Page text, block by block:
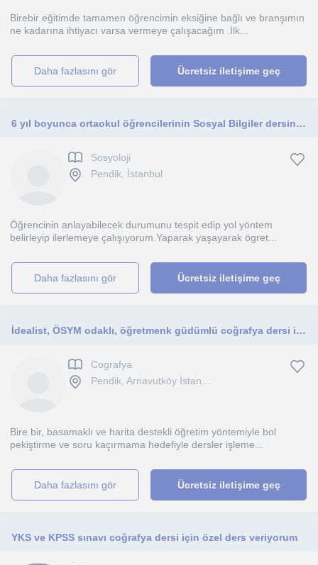
Birebir eğitimde tamamen öğrencimin eksiğine bağlı ve branşımın
ne kadarına ihtiyacı varsa vermeye çalışacağım .İlk...
daha fazlasını gör Ücretsiz iletişime geç
6 yıl boyunca ortaokul öğrencilerinin Sosyal Bilgiler dersini verdim.
Sosyoloji
Pendik, İstanbul
Öğrencinin anlayabilecek durumunu tespit edip yol yöntem
belirleyip ilerlemeye çalışıyorum.Yaparak yaşayarak ögret...
daha fazlasını gör Ücretsiz iletişime geç
İdealist, ÖSYM odaklı, öğretmenk güdümlü coğrafya dersi için tercih senin.
Cografya
Pendik, Arnavutköy İstan...
Bire bir, basamaklı ve harita destekli öğretim yöntemiyle bol
pekiştirme ve soru kaçırmama hedefiyle dersler işleme...
daha fazlasını gör Ücretsiz iletişime geç
YKS ve KPSS sınavı coğrafya dersi için özel ders veriyorum